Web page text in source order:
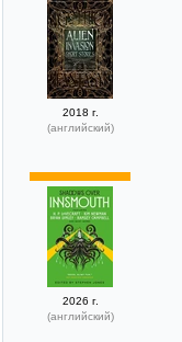
2018 г.
(английский)
2026 г.
(английский)